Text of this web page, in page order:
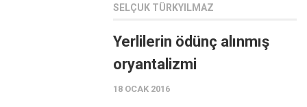
Abone olmak istiyorum
SELÇUK TÜRKYILMAZ
Yerlilerin ödünç alınmış
oryantalizmi
18 OCAK 2016